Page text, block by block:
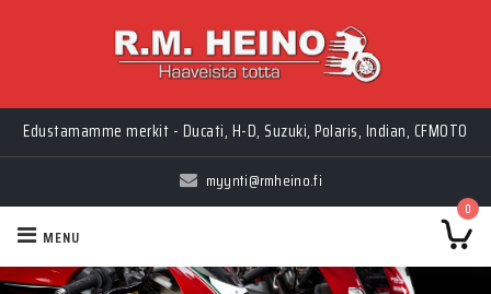
Edustamamme merkit - Ducati, H-D, Suzuki, Polaris, Indian, CFMOTO
myynti@rmheino.fi
0
MENU